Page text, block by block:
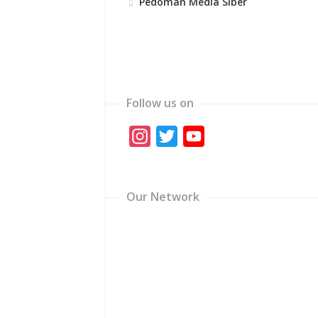
Follow us on
Instagram
Twitter
Our Network